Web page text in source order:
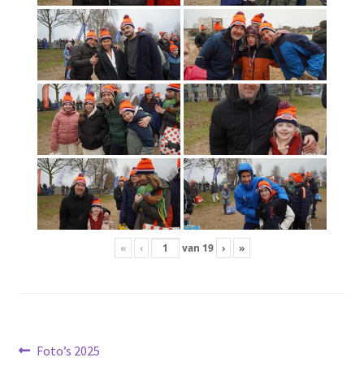
Foto’s 2008
Foto’s 2007
Foto’s 2006
Foto’s 2005
Foto’s 2004
Foto’s 2003
« ‹ van 19 › »
Bericht
Vorig
Foto’s 2025